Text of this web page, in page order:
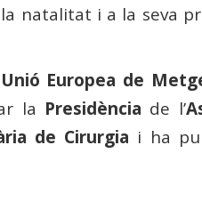
natalitat i a la seva
Unió Europea de
la Presidència de l’
de Cirurgia i ha